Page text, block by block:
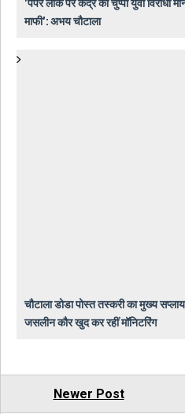
माफी': अभय चौटाला
चौटाला डोडा पोस्त तस्करी का मुख्य
जसलीन कौर खुद कर रहीं मॉनिटरिंग
Newer Post